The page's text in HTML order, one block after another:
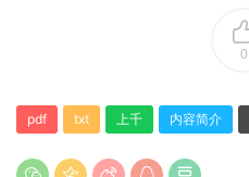
0
pdf txt 上千 内容简介